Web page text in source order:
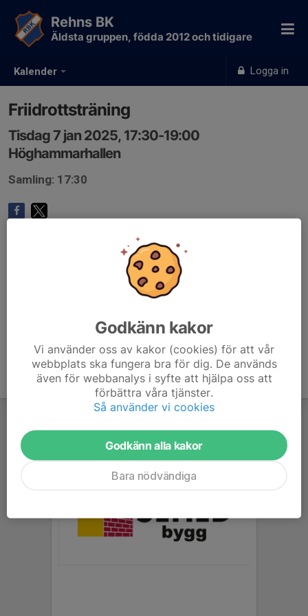
Kalender Logga in
Rehns BK
Äldsta gruppen, födda 2012 och tidigare
Friidrottsträning
Tisdag 7 jan 2025, 17:30-19:00
Höghammarhallen
Samling: 17:30
Godkänn kakor
Vi använder oss av kakor (cookies) för att vår
webbplats ska fungera bra för dig. De används
även för webbanalys i syfte att hjälpa oss att
förbättra våra tjänster.
Så använder vi cookies
Godkänn alla kakor
Bara nödvändiga